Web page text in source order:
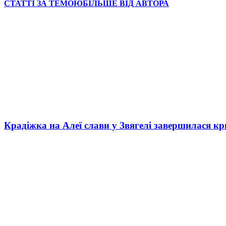
СТАТТІ ЗА ТЕМОЮБІЛЬШЕ ВІД АВТОРА
Крадіжка на Алеї слави у Звягелі завершилася